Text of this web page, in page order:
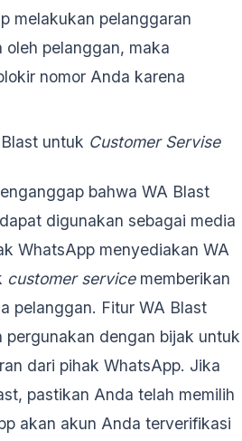
melakukan pelanggaran
pelanggan, maka
nomor Anda karena
untuk Customer Servise
bahwa WA Blast
digunakan sebagai media
WhatsApp menyediakan WA
customer servicememberikan
pelanggan. Fitur WA Blast
dengan bijak untuk
dari pihak WhatsApp. Jika
pastikan Anda telah memilih
akan akun Anda terverifikasi